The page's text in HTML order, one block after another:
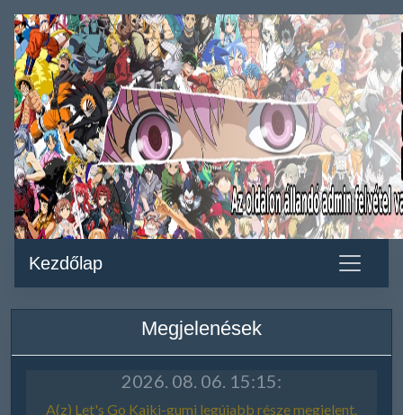
Kezdőlap
Megjelenések